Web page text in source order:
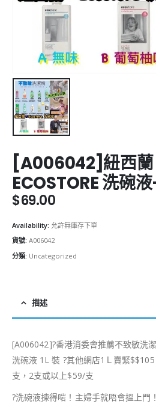
[A006042]紐西蘭
ECOSTORE 洗碗
$69.00
Availability: 允許無庫存下單
貨號: A006042
分類: Uncategorized
描述
[A006042]?香港消委會推薦不致敏洗
洗碗液 1L 裝 ?其他網店1Ｌ賣緊
支，2支或以上$59/支
?洗碗液揀得啱！主婦手就唔會搵上門